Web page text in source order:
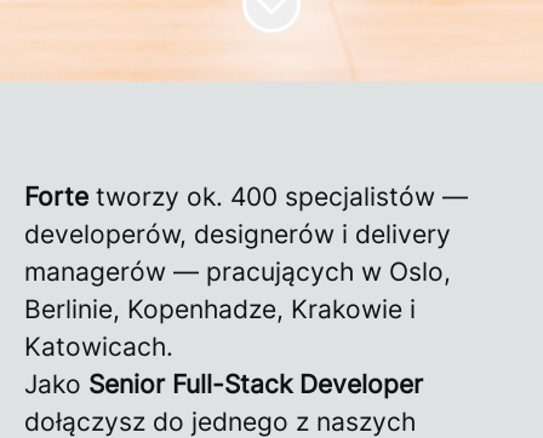
Forte tworzy ok. 400 specjalistów —
developerów, designerów i delivery
managerów — pracujących w Oslo,
Berlinie, Kopenhadze, Krakowie i
Katowicach.
Jako Senior Full-Stack Developer
dołączysz do jednego z naszych